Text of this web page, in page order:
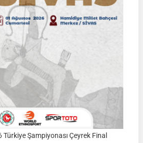
LİSTELERİ
Türkiye Şampiyonası Çeyrek Final